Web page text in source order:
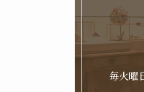
毎火曜